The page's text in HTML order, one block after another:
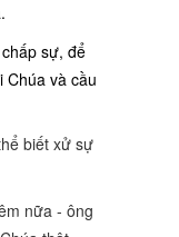
sự, để
Chúa và cầu
biết xử sự
nữa - ông